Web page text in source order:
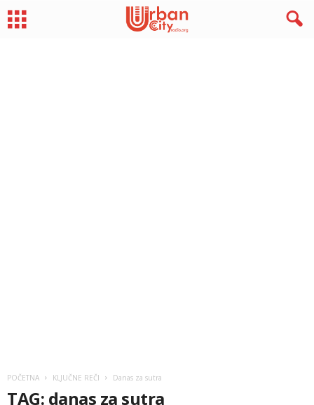
POČETNA KLJUČNE REČI Danas za sutra
TAG: danas za sutra